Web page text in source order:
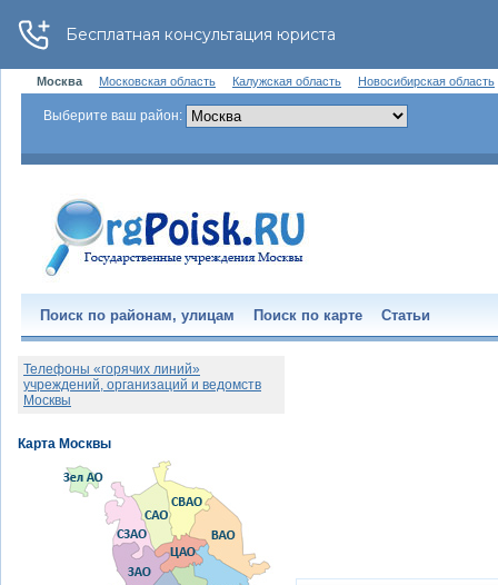
Москва Московская область Калужская область Новосибирская область
Выберите ваш район:
Поиск по районам, улицам Поиск по карте Статьи
Телефоны «горячих линий»
учреждений, организаций и ведомств
Москвы